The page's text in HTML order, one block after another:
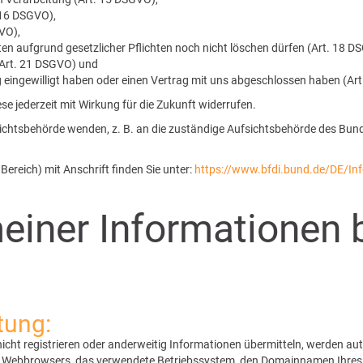
DSGVO),
aufgrund gesetzlicher Pflichten noch nicht löschen dürfen (Art. 18
21 DSGVO) und
haben oder einen Vertrag mit uns abgeschlossen haben
jederzeit mit Wirkung für die Zukunft widerrufen.
wenden, z. B. an die zuständige Aufsichtsbehörde des
mit Anschrift finden Sie unter: https://www.bfdi.bund.de/DE/
Informationen
registrieren oder anderweitig Informationen übermitteln, werden